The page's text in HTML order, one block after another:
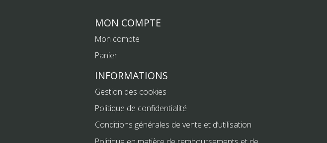
MON COMPTE
Mon compte
Panier
INFORMATIONS
Gestion des cookies
Politique de confidentialité
Conditions générales de vente et d’utilisation